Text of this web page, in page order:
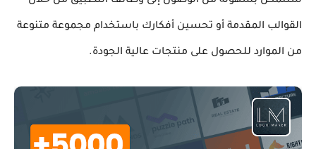
القوالب المقدمة أو تحسين أفكارك باستخدام مجموعة متنوعة
من الموارد للحصول على منتجات عالية الجودة.